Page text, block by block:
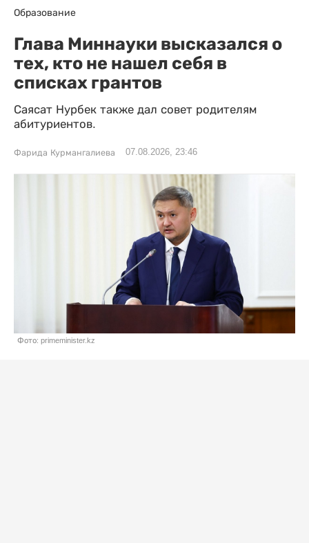
Образование
Глава Миннауки высказался о
тех, кто не нашел себя в
списках грантов
Саясат Нурбек также дал совет родителям
абитуриентов.
Фарида Курмангалиева 07.08.2026, 23:46
Фото: primeminister.kz